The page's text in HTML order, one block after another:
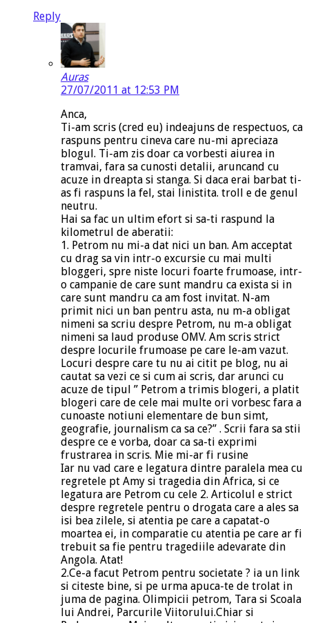
Reply
Auras
27/07/2011 at 12:53 PM
Anca,
Ti-am scris (cred eu) indeajuns de respectuos, ca
raspuns pentru cineva care nu-mi apreciaza
blogul. Ti-am zis doar ca vorbesti aiurea in
tramvai, fara sa cunosti detalii, aruncand cu
acuze in dreapta si stanga. Si daca erai barbat ti-
as fi raspuns la fel, stai linistita. troll e de genul
neutru.
Hai sa fac un ultim efort si sa-ti raspund la
kilometrul de aberatii:
1. Petrom nu mi-a dat nici un ban. Am acceptat
cu drag sa vin intr-o excursie cu mai multi
bloggeri, spre niste locuri foarte frumoase, intr-
o campanie de care sunt mandru ca exista si in
care sunt mandru ca am fost invitat. N-am
primit nici un ban pentru asta, nu m-a obligat
nimeni sa scriu despre Petrom, nu m-a obligat
nimeni sa laud produse OMV. Am scris strict
despre locurile frumoase pe care le-am vazut.
Locuri despre care tu nu ai citit pe blog, nu ai
cautat sa vezi ce si cum ai scris, dar arunci cu
acuze de tipul ” Petrom a trimis blogeri, a platit
blogeri care de cele mai multe ori vorbesc fara a
cunoaste notiuni elementare de bun simt,
geografie, journalism ca sa ce?” . Scrii fara sa stii
despre ce e vorba, doar ca sa-ti exprimi
frustrarea in scris. Mie mi-ar fi rusine
Iar nu vad care e legatura dintre paralela mea cu
regretele pt Amy si tragedia din Africa, si ce
legatura are Petrom cu cele 2. Articolul e strict
despre regretele pentru o drogata care a ales sa
isi bea zilele, si atentia pe care a capatat-o
moartea ei, in comparatie cu atentia pe care ar fi
trebuit sa fie pentru tragediile adevarate din
Angola. Atat!
2.Ce-a facut Petrom pentru societate ? ia un link
si citeste bine, si pe urma apuca-te de trolat in
juma de pagina. Olimpicii petrom, Tara si Scoala
lui Andrei, Parcurile Viitorului.Chiar si